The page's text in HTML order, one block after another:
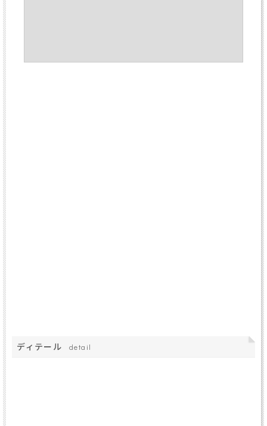
ディテール detail